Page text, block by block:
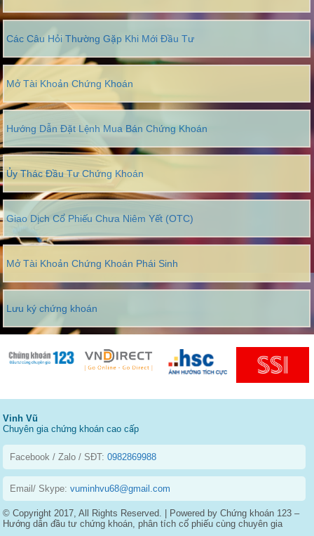
Các Câu Hỏi Thường Gặp Khi Mới Đầu Tư
Mở Tài Khoản Chứng Khoán
Hướng Dẫn Đặt Lệnh Mua Bán Chứng Khoán
Ủy Thác Đầu Tư Chứng Khoán
Giao Dịch Cổ Phiếu Chưa Niêm Yết (OTC)
Mở Tài Khoản Chứng Khoán Phái Sinh
Lưu ký chứng khoán
Vinh Vũ
Chuyên gia chứng khoán cao cấp
Facebook / Zalo / SĐT:0982869988
Email/ Skype:vuminhvu68@gmail.com
© Copyright 2017, All Rights Reserved. | Powered by Chứng khoán 123 –
Hướng dẫn đầu tư chứng khoán, phân tích cổ phiếu cùng chuyên gia